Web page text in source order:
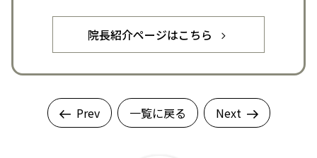
院長紹介ページはこちら
Prev 一覧に戻る Next